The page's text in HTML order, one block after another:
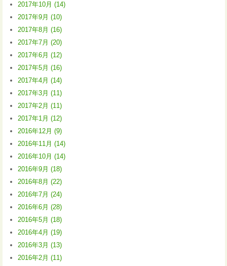
2017年10月 (14)
2017年9月 (10)
2017年8月 (16)
2017年7月 (20)
2017年6月 (12)
2017年5月 (16)
2017年4月 (14)
2017年3月 (11)
2017年2月 (11)
2017年1月 (12)
2016年12月 (9)
2016年11月 (14)
2016年10月 (14)
2016年9月 (18)
2016年8月 (22)
2016年7月 (24)
2016年6月 (28)
2016年5月 (18)
2016年4月 (19)
2016年3月 (13)
2016年2月 (11)